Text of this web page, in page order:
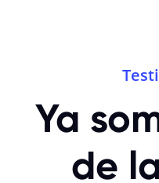
Ya
de